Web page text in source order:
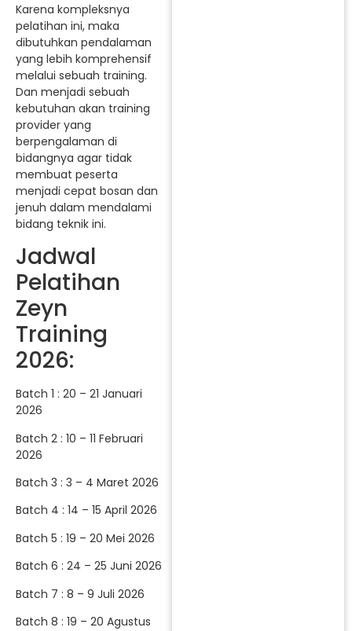
Karena kompleksnya
pelatihan ini, maka
dibutuhkan pendalaman
yang lebih komprehensif
melalui sebuah training.
Dan menjadi sebuah
kebutuhan akan training
provider yang
berpengalaman di
bidangnya agar tidak
membuat peserta
menjadi cepat bosan dan
jenuh dalam mendalami
bidang teknik ini.
Jadwal
Pelatihan
Zeyn
Training
2026:
Batch 1 : 20 – 21 Januari
2026
Batch 2 : 10 – 11 Februari
2026
Batch 3 : 3 – 4 Maret 2026
Batch 4 : 14 – 15 April 2026
Batch 5 : 19 – 20 Mei 2026
Batch 6 : 24 – 25 Juni 2026
Batch 7 : 8 – 9 Juli 2026
Batch 8 : 19 – 20 Agustus